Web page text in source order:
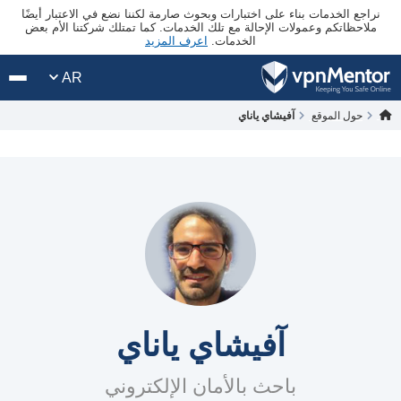
نراجع الخدمات بناء على اختبارات وبحوث صارمة لكننا نضع في الاعتبار أيضًا
ملاحظاتكم وعمولات الإحالة مع تلك الخدمات. كما تمتلك شركتنا الأم بعض
الخدمات. اعرف المزيد
AR
حول الموقع آفيشاي ياناي
آفيشاي ياناي
باحث بالأمان الإلكتروني